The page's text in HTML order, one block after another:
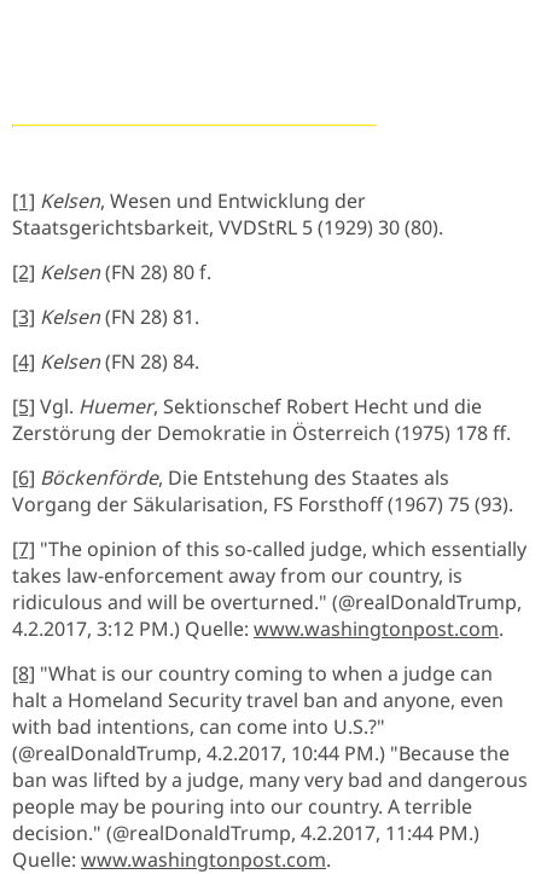
[1] Kelsen, Wesen und Entwicklung der
Staatsgerichtsbarkeit, VVDStRL 5 (1929) 30 (80).
[2] Kelsen(FN 28) 80 f.
[3] Kelsen(FN 28) 81.
[4] Kelsen(FN 28) 84.
[5] Vgl. Huemer, Sektionschef Robert Hecht und die
Zerstörung der Demokratie in Österreich (1975) 178 ff.
[6] Böckenförde, Die Entstehung des Staates als
Vorgang der Säkularisation, FS Forsthoff (1967) 75 (93).
[7] "The opinion of this so-called judge, which essentially
takes law-enforcement away from our country, is
ridiculous and will be overturned." (@realDonaldTrump,
4.2.2017, 3:12 PM.) Quelle: www.washingtonpost.com.
[8] "What is our country coming to when a judge can
halt a Homeland Security travel ban and anyone, even
with bad intentions, can come into U.S.?"
(@realDonaldTrump, 4.2.2017, 10:44 PM.) "Because the
ban was lifted by a judge, many very bad and dangerous
people may be pouring into our country. A terrible
decision." (@realDonaldTrump, 4.2.2017, 11:44 PM.)
Quelle: www.washingtonpost.com.